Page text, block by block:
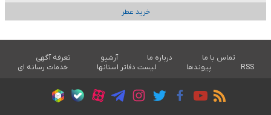
خرید عطر
تماس با ما درباره ما آرشیو
تعرفه آگهی
RSS
پیوندها لیست دفاتر استانها خدمات رسانه ای